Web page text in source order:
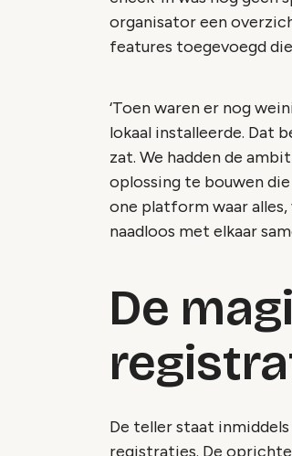
organisator een
features toegevoegd
‘Toen waren er nog
lokaal installeerde. Dat
zat. We hadden de
oplossing te bouwen
one platform waar
naadloos met elkaar
De
De teller staat
registraties. De